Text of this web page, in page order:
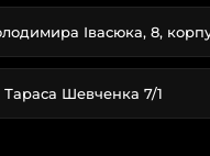
Івасюка, 8,
Тараса Шевченка 7/1